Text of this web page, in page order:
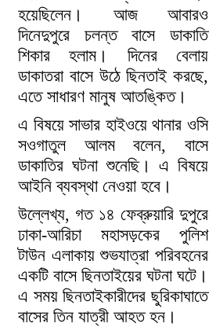
হয়েছিলেন। আজ আবারও
দিনেদুপুরে চলন্ত বাসে ডাকাতি
শিকার হলাম। দিনের বেলায়
ডাকাতরা বাসে উঠে ছিনতাই করছে,
এতে সাধারণ মানুষ আতঙ্কিত।
এ বিষয়ে সাভার হাইওয়ে থানার ওসি
সওগাতুল আলম বলেন, বাসে
ডাকাতির ঘটনা শুনেছি। এ বিষয়ে
আইনি ব্যবস্থা নেওয়া হবে।
উল্লেখ্য, গত ১৪ ফেব্রুয়ারি দুপুরে
ঢাকা-আরিচা মহাসড়কের পুলিশ
টাউন এলাকায় শুভযাত্রা পরিবহনের
একটি বাসে ছিনতাইয়ের ঘটনা ঘটে।
এ সময় ছিনতাইকারীদের ছুরিকাঘাতে
বাসের তিন যাত্রী আহত হন।